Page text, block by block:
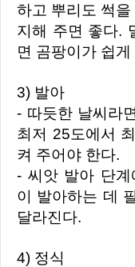
하고 뿌리도 썩
지해 주면 좋다.
면 곰팡이가 쉽
3) 발아
- 따듯한 날씨라
최저 25도에서
켜 주어야 한다.
- 씨앗 발아 단
이 발아하는 데
달라진다.
4) 정식